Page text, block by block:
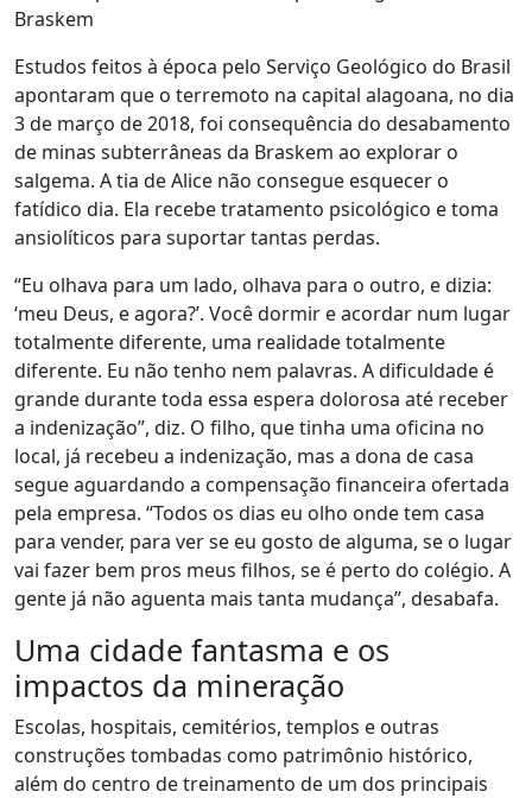
Braskem
Estudos feitos à época pelo Serviço Geológico do Brasil
apontaram que o terremoto na capital alagoana, no dia
3 de março de 2018, foi consequência do desabamento
de minas subterrâneas da Braskem ao explorar o
salgema. A tia de Alice não consegue esquecer o
fatídico dia. Ela recebe tratamento psicológico e toma
ansiolíticos para suportar tantas perdas.
“Eu olhava para um lado, olhava para o outro, e dizia:
‘meu Deus, e agora?’. Você dormir e acordar num lugar
totalmente diferente, uma realidade totalmente
diferente. Eu não tenho nem palavras. A dificuldade é
grande durante toda essa espera dolorosa até receber
a indenização”, diz. O filho, que tinha uma oficina no
local, já recebeu a indenização, mas a dona de casa
segue aguardando a compensação financeira ofertada
pela empresa. “Todos os dias eu olho onde tem casa
para vender, para ver se eu gosto de alguma, se o lugar
vai fazer bem pros meus filhos, se é perto do colégio. A
gente já não aguenta mais tanta mudança”, desabafa.
Uma cidade fantasma e os
impactos da mineração
Escolas, hospitais, cemitérios, templos e outras
construções tombadas como patrimônio histórico,
além do centro de treinamento de um dos principais